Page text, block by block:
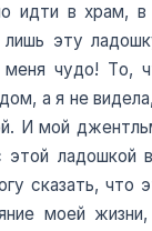
идти в храм, в
эту
чудо! То,
а я не
И мой
ладошкой
сказать, что
моей